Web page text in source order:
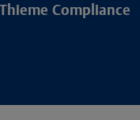
Compliance